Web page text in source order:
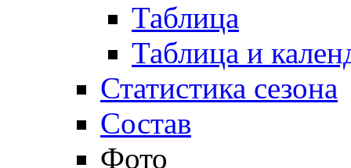
Таблица
Таблица и
Статистика сезона
Состав
Фото